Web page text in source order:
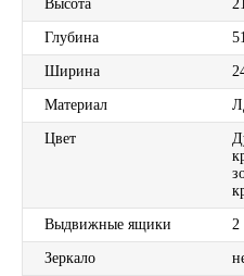
Высота
Глубина
Ширина
Материал
Цвет
Выдвижные ящики 2
Зеркало